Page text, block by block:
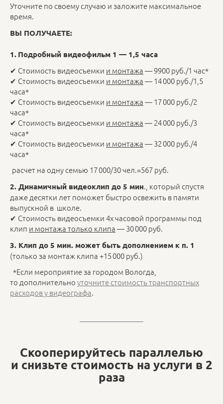
Уточните по своему случаю и заложите максимальное
время.
ВЫ ПОЛУЧАЕТЕ:
1. Подробный видеофильм 1 — 1,5 часа
✔ Стоимость видеосъемки и монтажа— 9900 руб./1 час*
✔ Стоимость видеосъемки и монтажа— 14 000 руб./1,5
часа*
✔ Стоимость видеосъемки и монтажа— 17 000 руб./2
часа*
✔ Стоимость видеосъемки и монтажа— 24 000 руб./3
часа*
✔ Стоимость видеосъемки и монтажа— 32 000 руб./4
часа*
расчет на одну семью 17 000/30 чел.=567 руб.
2. Динамичный видеоклип до 5 мин., который спустя
даже десятки лет поможет быстро освежить в памяти
выпускной в школе.
✔ Стоимость видеосъемки 4х часовой программы под
клип и монтажа только клипа— 30 000 руб.
3. Клип до 5 мин. может быть дополнением к п. 1
(только за монтаж клипа +15 000 руб.)
*Если мероприятие за городом Вологда,
то дополнительноуточните стоимость транспортных
расходов у видеографа.
Скооперируйтесь параллелью
и снизьте стоимость на услуги в 2
раза